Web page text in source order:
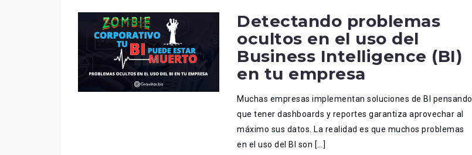
Detectando problemas
ocultos en el uso del
Business Intelligence (BI)
en tu empresa
Muchas empresas implementan soluciones de BI pensando
que tener dashboards y reportes garantiza aprovechar al
máximo sus datos. La realidad es que muchos problemas
en el uso del BI son […]